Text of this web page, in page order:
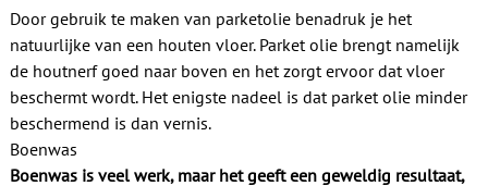
Door gebruik te maken van parketolie benadruk je het
natuurlijke van een houten vloer. Parket olie brengt namelijk
de houtnerf goed naar boven en het zorgt ervoor dat vloer
beschermt wordt. Het enigste nadeel is dat parket olie minder
beschermend is dan vernis.
Boenwas
Boenwas is veel werk, maar het geeft een geweldig resultaat,